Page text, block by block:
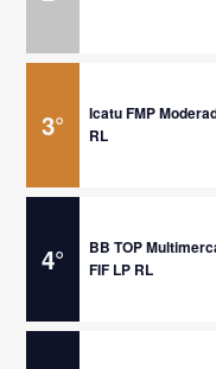
3°
Icatu FMP
RL
4°
BB TOP
FIF LP RL